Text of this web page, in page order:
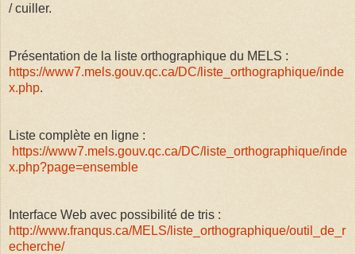
/ cuiller.
Présentation de la liste orthographique du MELS :
https://www7.mels.gouv.qc.ca/DC/liste_orthographique/inde
x.php.
Liste complète en ligne :
https://www7.mels.gouv.qc.ca/DC/liste_orthographique/inde
x.php?page=ensemble
Interface Web avec possibilité de tris :
http://www.franqus.ca/MELS/liste_orthographique/outil_de_r
echerche/